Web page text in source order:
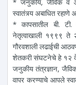
स्वातंत्र्य अबाधित
* कापसातील बी. टी.
नेतृत्वाखाली १९९९ ते
गौरवशाली लढाईची
शेतकरी संघटनेचे हे १२
जनुकीय तंत्रज्ञान,
वापर करण्याचे आपले